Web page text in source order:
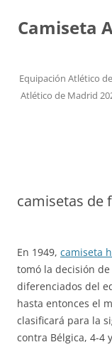
Camiseta
Equipación Atlético
Atlético de Madrid
camisetas de
En 1949, camiseta
tomó la decisión
diferenciados del
hasta entonces el
clasificará para la
contra Bélgica, 4-4